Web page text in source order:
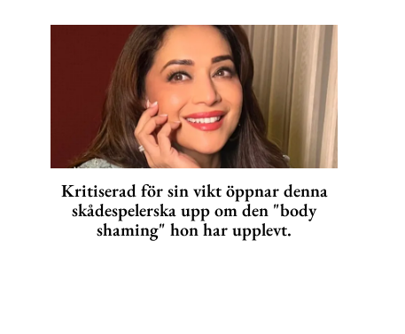
Kritiserad för sin vikt öppnar denna
skådespelerska upp om den "body
shaming" hon har upplevt.